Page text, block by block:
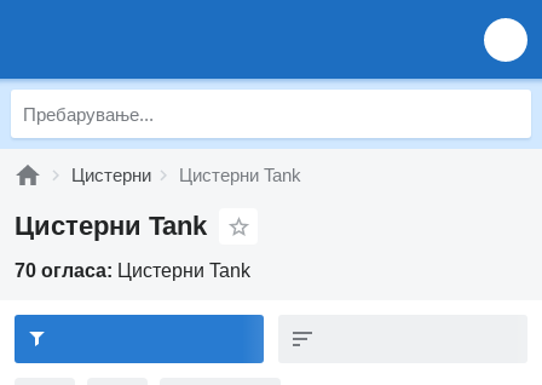
Цистерни Цистерни Tank
Цистерни Tank
70 огласа: Цистерни Tank